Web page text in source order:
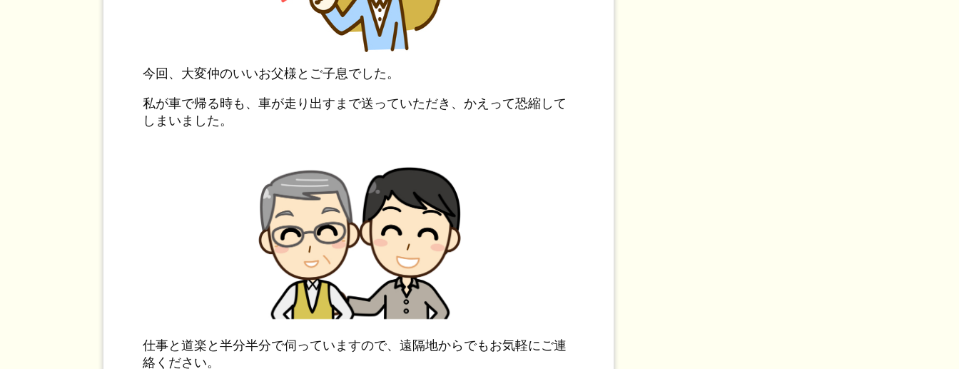
今回、大変仲のいいお父様とご子息でした。
私が車で帰る時も、車が走り出すまで送っていただき、かえって恐縮して
しまいました。
仕事と道楽と半分半分で伺っていますので、遠隔地からでもお気軽にご連
絡ください。